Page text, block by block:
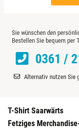
Sie wünschen den
Bestellen Sie bequem per
0361 /
Alternativ nutzen Sie
T-Shirt Saarwärts
Fetziges
Cloppenburg
Coburg
Darmstadt